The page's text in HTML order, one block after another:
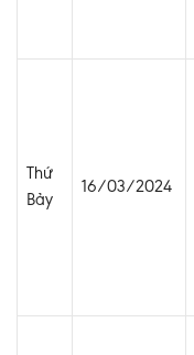
Thứ
Bảy
16/03/2024